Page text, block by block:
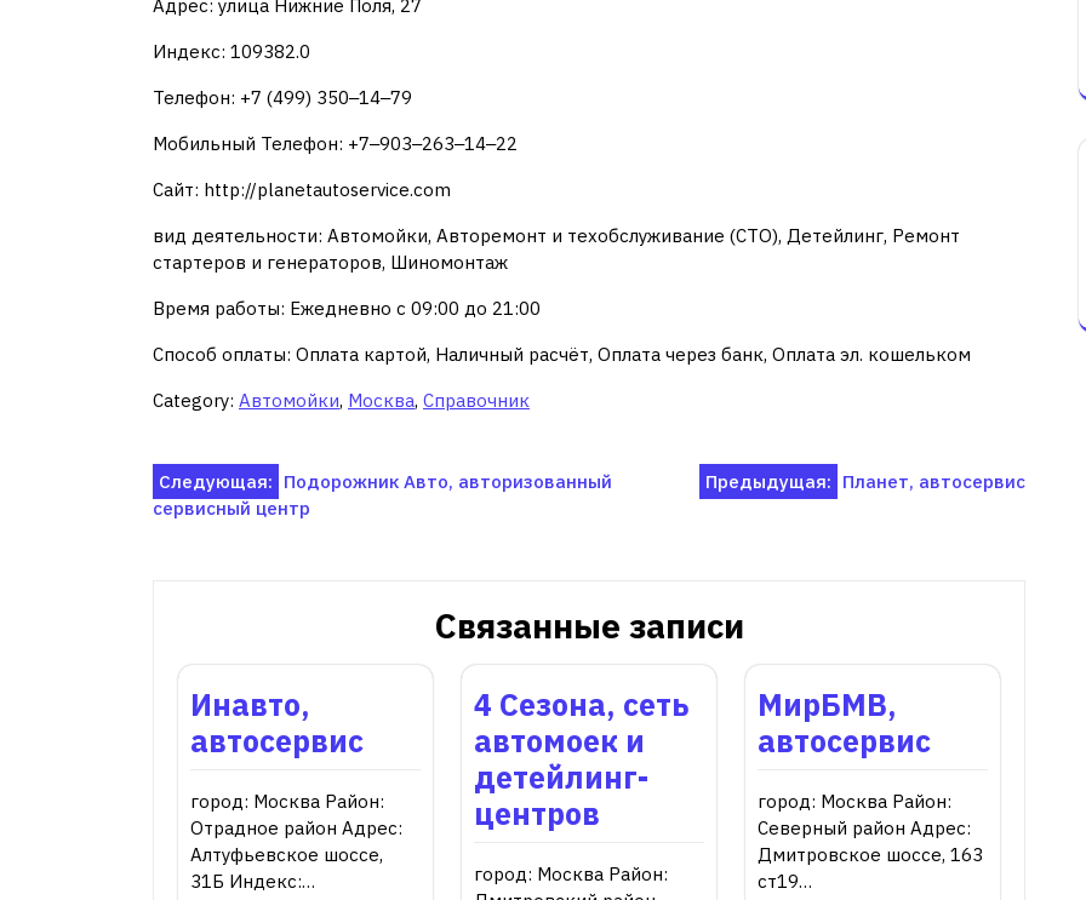
Адрес: улица Нижние Поля, 27
Индекс: 109382.0
Телефон: +7 (499) 350‒14‒79
Мобильный Телефон: +7‒903‒263‒14‒22
Сайт: http://planetautoservice.com
вид деятельности: Автомойки, Авторемонт и техобслуживание (СТО), Детейлинг, Ремонт
стартеров и генераторов, Шиномонтаж
Время работы: Ежедневно с 09:00 до 21:00
Способ оплаты: Оплата картой, Наличный расчёт, Оплата через банк, Оплата эл. кошельком
Category: Автомойки, Москва, Справочник
Навигация
Предыдущая: Планет, автосервис
Следующая: Подорожник Авто, авторизованный
сервисный центр
Связанные записи
Инавто,
автосервис
город: Москва Район:
Отрадное район Адрес:
Алтуфьевское шоссе,
31Б Индекс:…
4 Сезона, сеть
автомоек и
детейлинг-
центров
город: Москва Район:
МирБМВ,
автосервис
город: Москва Район:
Северный район Адрес:
Дмитровское шоссе, 163
ст19…